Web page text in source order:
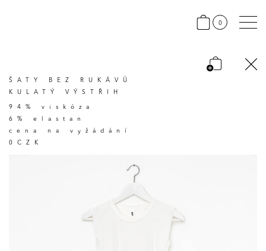
0
ŠATY BEZ RUKÁVŮ
KULATÝ VÝSTŘIH
94% viskóza
6% elastan
cena na vyžádání
0CZK